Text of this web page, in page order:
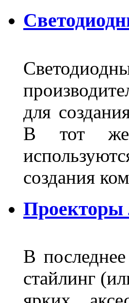
для
В тот же
создания
Проекторы
В
стайлинг